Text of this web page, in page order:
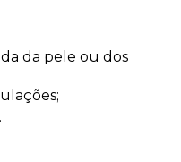
da pele ou dos